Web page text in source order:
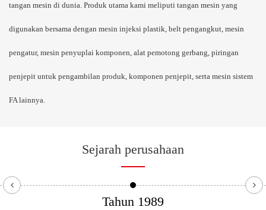
tangan mesin di dunia. Produk utama kami meliputi tangan mesin yang
digunakan bersama dengan mesin injeksi plastik, belt pengangkut, mesin
pengatur, mesin penyuplai komponen, alat pemotong gerbang, piringan
penjepit untuk pengambilan produk, komponen penjepit, serta mesin sistem
FA lainnya.
Sejarah perusahaan
Tahun 1989